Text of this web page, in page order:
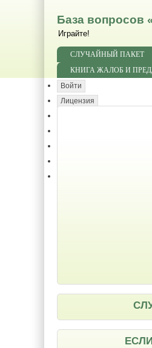
База вопросов
Играйте!
СЛУЧАЙНЫЙ ПАКЕТ
КНИГА ЖАЛОБ И
Войти
Лицензия